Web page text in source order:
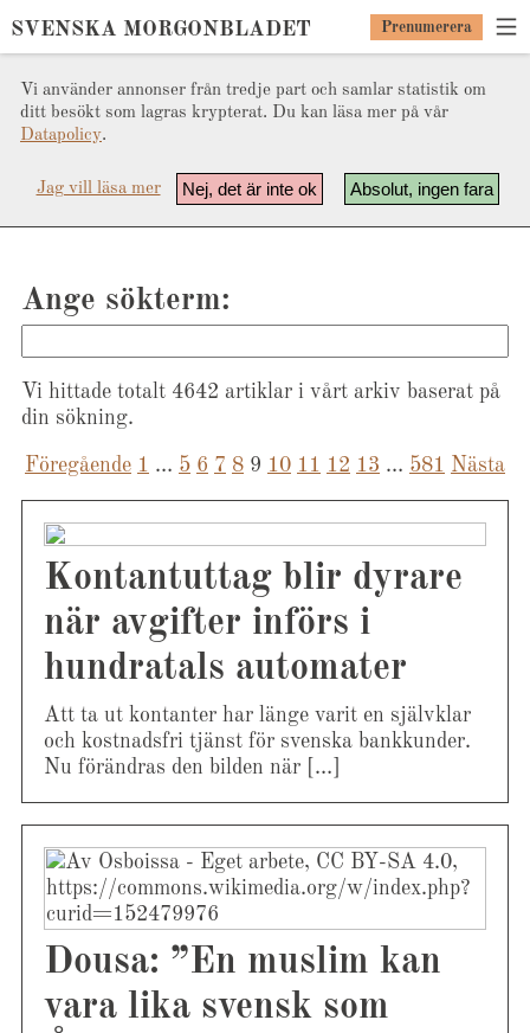
Vi använder annonser från tredje part och samlar statistik om
ditt besökt som lagras krypterat. Du kan läsa mer på vår
Datapolicy.
Absolut, ingen fara
Nej, det är inte ok
Jag vill läsa mer
SVENSKA MORGONBLADET Prenumerera
Ange sökterm:
Vi hittade totalt 4642 artiklar i vårt arkiv baserat på
din sökning.
Sidnumrering
för
inlägg
Föregående 1 … 5 6 7 8 9 10 11 12 13 … 581 Nästa
Kontantuttag blir dyrare
när avgifter införs i
hundratals automater
Att ta ut kontanter har länge varit en självklar
och kostnadsfri tjänst för svenska bankkunder.
Nu förändras den bilden när […]
Dousa: ”En muslim kan
vara lika svensk som